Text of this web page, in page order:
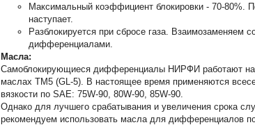
Максимальный коэффициент блокировки - 70-80%.
наступает.
Разблокируется при сбросе газа. Взаимозаменяем
дифференциалами.
Масла:
Самоблокирующиеся дифференциалы НИРФИ работают на
маслах TM5 (GL-5). В настоящее время применяются
вязкости по SAE: 75W-90, 80W-90, 85W-90.
Однако для лучшего срабатывания и увеличения срока
рекомендуем использовать масла для дифференциалов